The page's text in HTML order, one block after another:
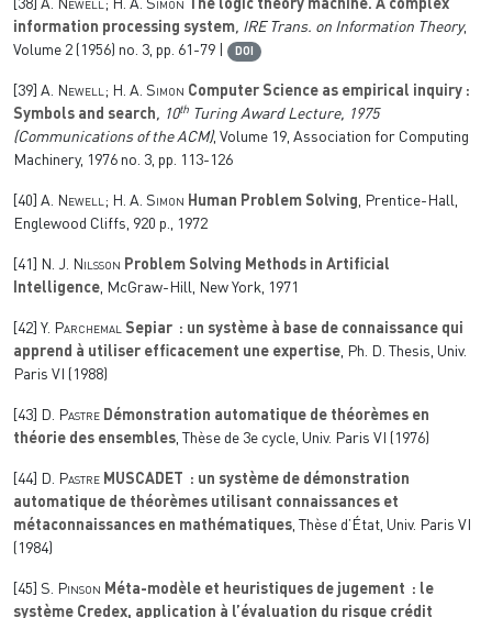
[38] A. Newell; H. A. Simon The logic theory machine. A complex
information processing system, IRE Trans. on Information Theory,
Volume 2 (1956) no. 3, pp. 61-79 | DOI
[39] A. Newell; H. A. Simon Computer Science as empirical inquiry :
Symbols and search, 10th Turing Award Lecture, 1975
(Communications of the ACM), Volume 19, Association for Computing
Machinery, 1976 no. 3, pp. 113-126
[40] A. Newell; H. A. Simon Human Problem Solving, Prentice-Hall,
Englewood Cliffs, 920 p., 1972
[41] N. J. Nilsson Problem Solving Methods in Artificial
Intelligence, McGraw-Hill, New York, 1971
[42] Y. Parchemal Sepiar : un système à base de connaissance qui
apprend à utiliser efficacement une expertise, Ph. D. Thesis, Univ.
Paris VI (1988)
[43] D. Pastre Démonstration automatique de théorèmes en
théorie des ensembles, Thèse de 3e cycle, Univ. Paris VI (1976)
[44] D. Pastre MUSCADET : un système de démonstration
automatique de théorèmes utilisant connaissances et
métaconnaissances en mathématiques, Thèse d’État, Univ. Paris VI
(1984)
[45] S. Pinson Méta-modèle et heuristiques de jugement : le
système Credex, application à l’évaluation du risque crédit